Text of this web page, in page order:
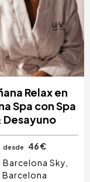
Relax en
Spa con Spa
Desayuno
desde
46 €
Barcelona Sky
Barcelona